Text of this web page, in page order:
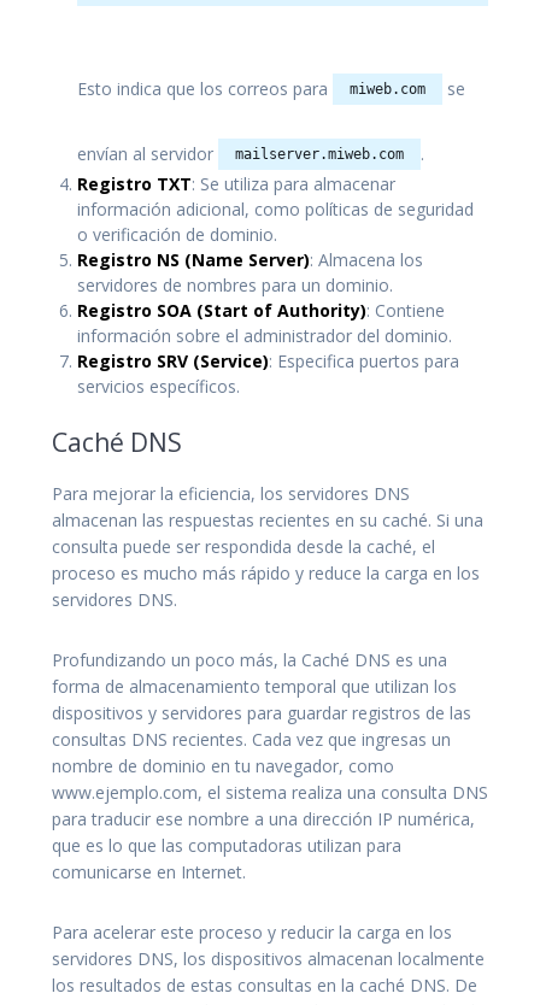
Esto indica que los correos para miweb.com se
envían al servidor mailserver.miweb.com
.
Registro TXT: Se utiliza para almacenar
información adicional, como políticas de seguridad
o verificación de dominio.
Registro NS (Name Server): Almacena los
servidores de nombres para un dominio.
Registro SOA (Start of Authority): Contiene
información sobre el administrador del dominio.
Registro SRV (Service): Especifica puertos para
servicios específicos.
Caché DNS
Para mejorar la eficiencia, los servidores DNS
almacenan las respuestas recientes en su caché. Si una
consulta puede ser respondida desde la caché, el
proceso es mucho más rápido y reduce la carga en los
servidores DNS.
Profundizando un poco más, la Caché DNS es una
forma de almacenamiento temporal que utilizan los
dispositivos y servidores para guardar registros de las
consultas DNS recientes. Cada vez que ingresas un
nombre de dominio en tu navegador, como
www.ejemplo.com, el sistema realiza una consulta DNS
para traducir ese nombre a una dirección IP numérica,
que es lo que las computadoras utilizan para
comunicarse en Internet.
Para acelerar este proceso y reducir la carga en los
servidores DNS, los dispositivos almacenan localmente
los resultados de estas consultas en la caché DNS. De